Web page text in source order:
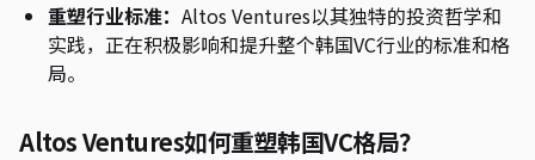
重塑行业标准： Altos Ventures以其独特的投资哲学和
实践，正在积极影响和提升整个韩国VC行业的标准和格
局。
Altos Ventures如何重塑韩国VC格局？